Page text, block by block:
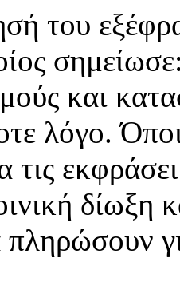
του
και
λόγο.
τις
δίωξη
πληρώσουν